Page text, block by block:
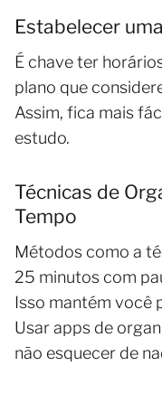
Estabelecer
É chave ter
plano que
Assim, fica mais
estudo.
Técnicas de
Tempo
Métodos como a
25 minutos com
Isso mantém você
Usar apps de
não esquecer de